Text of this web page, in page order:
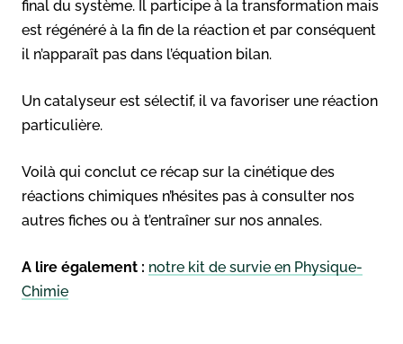
final du système. Il participe à la transformation mais
est régénéré à la fin de la réaction et par conséquent
il n’apparaît pas dans l’équation bilan.
Un catalyseur est sélectif, il va favoriser une réaction
particulière.
Voilà qui conclut ce récap sur la cinétique des
réactions chimiques n’hésites pas à consulter nos
autres fiches ou à t’entraîner sur nos annales.
A lire également : notre kit de survie en Physique-
Chimie